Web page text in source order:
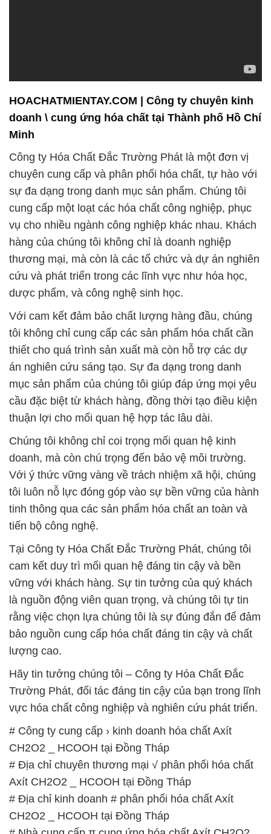
HOACHATMIENTAY.COM | Công ty chuyên kinh
doanh \ cung ứng hóa chất tại Thành phố Hồ Chí
Minh
Công ty Hóa Chất Đắc Trường Phát là một đơn vị
chuyên cung cấp và phân phối hóa chất, tự hào với
sự đa dạng trong danh mục sản phẩm. Chúng tôi
cung cấp một loạt các hóa chất công nghiệp, phục
vụ cho nhiều ngành công nghiệp khác nhau. Khách
hàng của chúng tôi không chỉ là doanh nghiệp
thương mại, mà còn là các tổ chức và dự án nghiên
cứu và phát triển trong các lĩnh vực như hóa học,
dược phẩm, và công nghệ sinh học.
Với cam kết đảm bảo chất lượng hàng đầu, chúng
tôi không chỉ cung cấp các sản phẩm hóa chất cần
thiết cho quá trình sản xuất mà còn hỗ trợ các dự
án nghiên cứu sáng tạo. Sự đa dạng trong danh
mục sản phẩm của chúng tôi giúp đáp ứng mọi yêu
cầu đặc biệt từ khách hàng, đồng thời tạo điều kiện
thuận lợi cho mối quan hệ hợp tác lâu dài.
Chúng tôi không chỉ coi trọng mối quan hệ kinh
doanh, mà còn chú trọng đến bảo vệ môi trường.
Với ý thức vững vàng về trách nhiệm xã hội, chúng
tôi luôn nỗ lực đóng góp vào sự bền vững của hành
tinh thông qua các sản phẩm hóa chất an toàn và
tiến bộ công nghệ.
Tại Công ty Hóa Chất Đắc Trường Phát, chúng tôi
cam kết duy trì mối quan hệ đáng tin cậy và bền
vững với khách hàng. Sự tin tưởng của quý khách
là nguồn động viên quan trọng, và chúng tôi tự tin
rằng việc chọn lựa chúng tôi là sự đúng đắn để đảm
bảo nguồn cung cấp hóa chất đáng tin cậy và chất
lượng cao.
Hãy tin tưởng chúng tôi – Công ty Hóa Chất Đắc
Trường Phát, đối tác đáng tin cậy của bạn trong lĩnh
vực hóa chất công nghiệp và nghiên cứu phát triển.
# Công ty cung cấp › kinh doanh hóa chất Axít
CH2O2 _ HCOOH tại Đồng Tháp
# Địa chỉ chuyên thương mại √ phân phối hóa chất
Axít CH2O2 _ HCOOH tại Đồng Tháp
# Địa chỉ kinh doanh # phân phối hóa chất Axít
CH2O2 _ HCOOH tại Đồng Tháp